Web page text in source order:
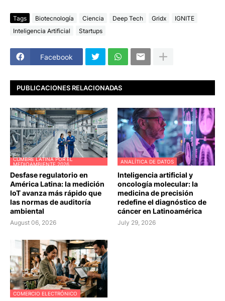
Tags Biotecnología Ciencia Deep Tech Gridx
IGNITE
Inteligencia Artificial
Startups
Facebook
PUBLICACIONES RELACIONADAS
CUMBRE LATINA POR EL
MEDIOAMBIENTE 2026
Desfase regulatorio en
América Latina: la medición
IoT avanza más rápido que
las normas de auditoría
ambiental
August 06, 2026
ANALÍTICA DE DATOS
Inteligencia artificial y
oncología molecular: la
medicina de precisión
redefine el diagnóstico de
cáncer en Latinoamérica
July 29, 2026
COMERCIO ELECTRÓNICO